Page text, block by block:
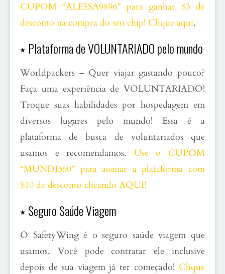
CUPOM “ALESSA9896” para ganhar $3 de
desconto na compra do seu chip! Clique aqui.
⭑ Plataforma de VOLUNTARIADO pelo mundo
Worldpackers – Quer viajar gastando pouco?
Faça uma experiência de VOLUNTARIADO!
Troque suas habilidades por hospedagem em
diversos lugares pelo mundo! Essa é a
plataforma de busca de voluntariados que
usamos e recomendamos. Use o CUPOM
“MUNDI360” para assinar a plataforma com
$10 de desconto clicando AQUI!
⭑ Seguro Saúde Viagem
O SafetyWing é o seguro saúde viagem que
usamos. Você pode contratar ele inclusive
depois de sua viagem já ter começado! Clique